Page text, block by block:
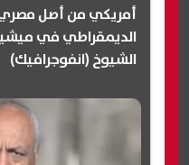
أمريكي من أصل مصري
الديمقراطي في
الشيوخ (انفوجرافيك)